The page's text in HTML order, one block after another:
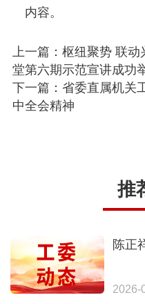
内容。
上一篇：枢纽聚势 联
堂第六期示范宣讲成功
下一篇：省委直属机关
中全会精神
推
陈正
2026-